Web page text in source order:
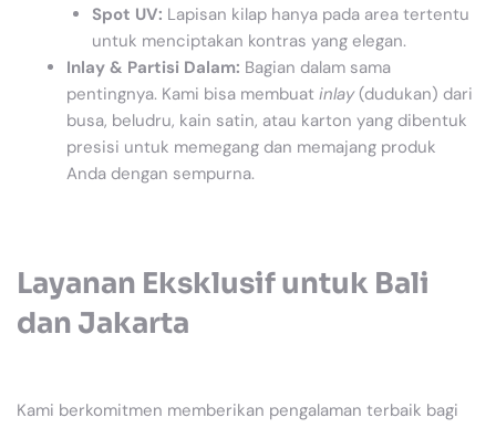
Spot UV: Lapisan kilap hanya pada area tertentu
untuk menciptakan kontras yang elegan.
Inlay & Partisi Dalam: Bagian dalam sama
pentingnya. Kami bisa membuatinlay(dudukan) dari
busa, beludru, kain satin, atau karton yang dibentuk
presisi untuk memegang dan memajang produk
Anda dengan sempurna.
Layanan Eksklusif untuk Bali
dan Jakarta
Kami berkomitmen memberikan pengalaman terbaik bagi